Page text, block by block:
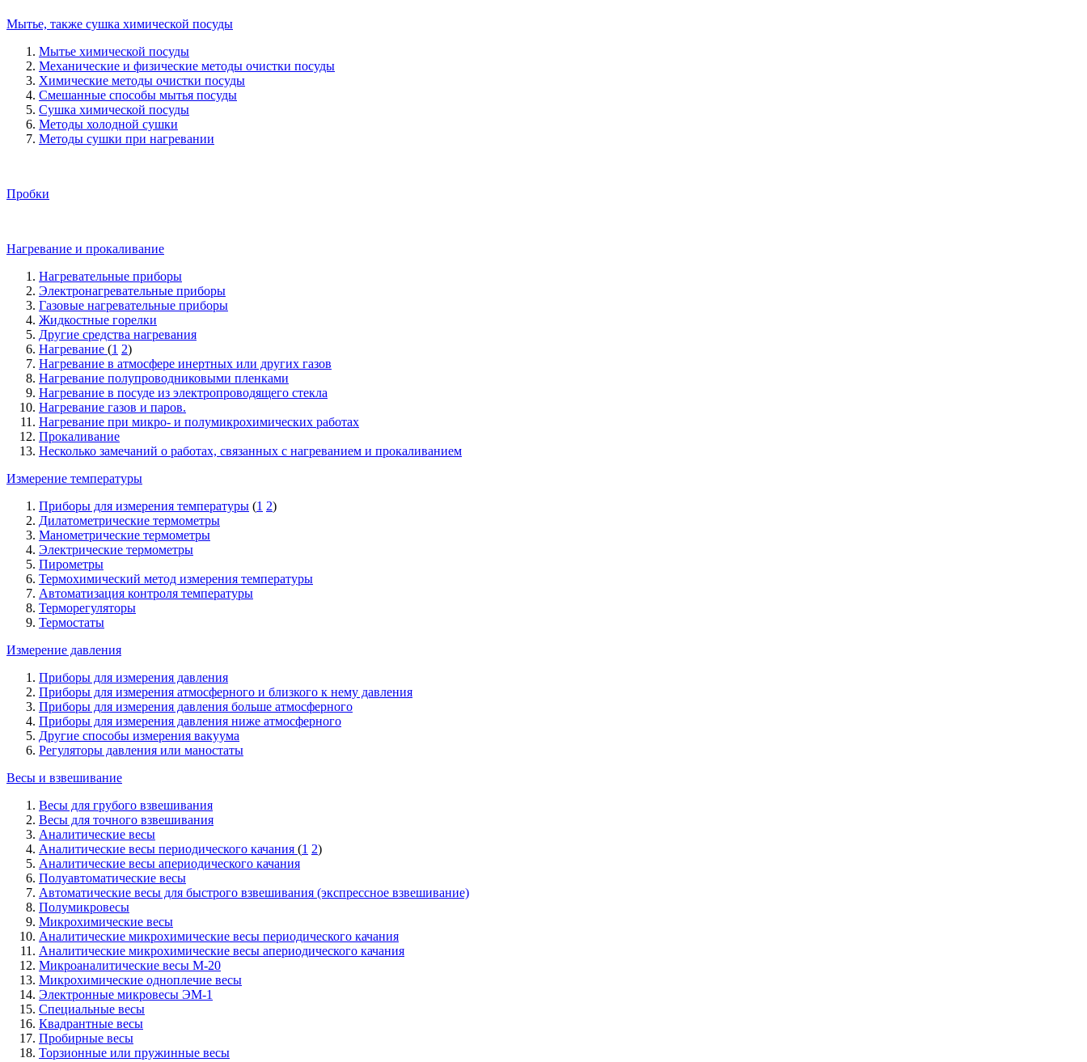
Мытье, также сушка химической посуды
Мытье химической посуды
Механические и физические методы очистки посуды
Химические методы очистки посуды
Смешанные способы мытья посуды
Сушка химической посуды
Методы холодной сушки
Методы сушки при нагревании
Пробки
Нагревание и прокаливание
Нагревательные приборы
Электронагревательные приборы
Газовые нагревательные приборы
Жидкостные горелки
Другие средства нагревания
Нагревание (1 2)
Нагревание в атмосфере инертных или других газов
Нагревание полупроводниковыми пленками
Нагревание в посуде из электропроводящего стекла
Нагревание газов и паров.
Нагревание при микро- и полумикрохимических работах
Прокаливание
Несколько замечаний о работах, связанных с нагреванием и прокаливанием
Измерение температуры
Приборы для измерения температуры (1 2)
Дилатометрические термометры
Манометрические термометры
Электрические термометры
Пирометры
Термохимический метод измерения температуры
Автоматизация контроля температуры
Терморегуляторы
Термостаты
Измерение давления
Приборы для измерения давления
Приборы для измерения атмосферного и близкого к нему давления
Приборы для измерения давления больше атмосферного
Приборы для измерения давления ниже атмосферного
Другие способы измерения вакуума
Регуляторы давления или маностаты
Весы и взвешивание
Весы для грубого взвешивания
Весы для точного взвешивания
Аналитические весы
Аналитические весы периодического качания (1 2)
Аналитические весы апериодического качания
Полуавтоматические весы
Автоматические весы для быстрого взвешивания (экспрессное взвешивание)
Полумикровесы
Микрохимические весы
Аналитические микрохимические весы периодического качания
Аналитические микрохимические весы апериодического качания
Микроаналитические весы М-20
Микрохимические одноплечие весы
Электронные микровесы ЭМ-1
Специальные весы
Квадрантные весы
Пробирные весы
Торзионные или пружинные весы